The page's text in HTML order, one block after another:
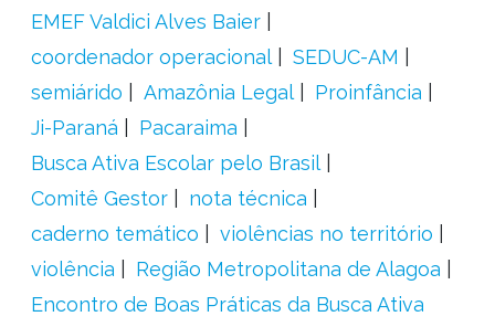
EMEF Valdici Alves Baier
coordenador operacional
SEDUC-AM
semiárido
Amazônia Legal
Proinfância
Ji-Paraná
Pacaraima
Busca Ativa Escolar pelo Brasil
Comitê Gestor
nota técnica
caderno temático
violências no território
violência
Região Metropolitana de Alagoa
Encontro de Boas Práticas da Busca Ativa